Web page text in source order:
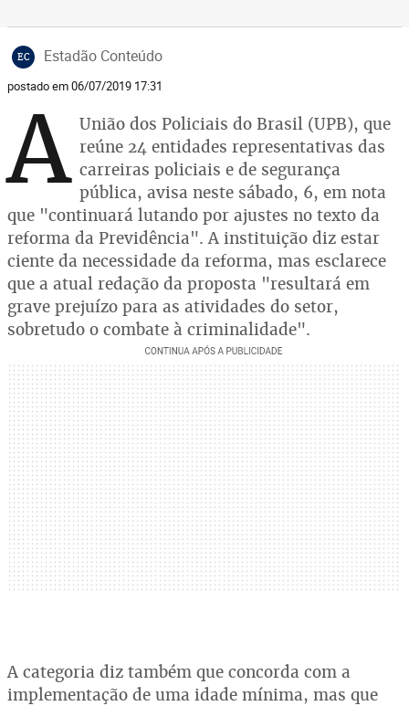
EC Estadão Conteúdo
postado em 06/07/2019 17:31
A União dos Policiais do Brasil (UPB), que
reúne 24 entidades representativas das
carreiras policiais e de segurança
pública, avisa neste sábado, 6, em nota
que "continuará lutando por ajustes no texto da
reforma da Previdência". A instituição diz estar
ciente da necessidade da reforma, mas esclarece
que a atual redação da proposta "resultará em
grave prejuízo para as atividades do setor,
sobretudo o combate à criminalidade".
A categoria diz também que concorda com a
implementação de uma idade mínima, mas que